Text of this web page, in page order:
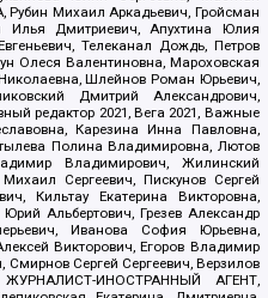
Рубин Михаил Аркадьевич, Гройсман
Илья Дмитриевич, Апухтина Юлия
Телеканал Дождь, Петров
Олеся Валентиновна, Мароховская
Шлейнов Роман Юрьевич,
Дмитрий Александрович,
редактор 2021, Вега 2021, Важные
Карезина Инна Павловна,
Полина Владимировна, Лютов
Владимирович, Жилинский
Сергеевич, Пискунов Сергей
Кильтау Екатерина Викторовна,
Альбертович, Грезев Александр
Иванова София Юрьевна,
Викторович, Егоров Владимир
Сергей Сергеевич, Верзилов
ИНОСТРАННЫЙ АГЕНТ,